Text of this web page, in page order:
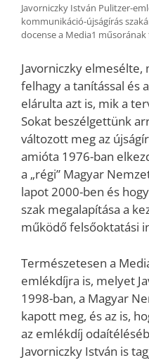
Javorniczky István Pulitzer-
kommunikáció-újságírás
docense a Media1
Javorniczky
felhagy a tanítással és
elárulta azt is, mik a
Sokat beszélgettünk
változott meg az
amióta 1976-ban
a „régi” Magyar
lapot 2000-ben és
szak megalapítása a
működő felsőoktatási
Természetesen a
emlékdíjra is, melyet
1998-ban, a Magyar
kapott meg, és az is,
az emlékdíj
Javorniczky István is